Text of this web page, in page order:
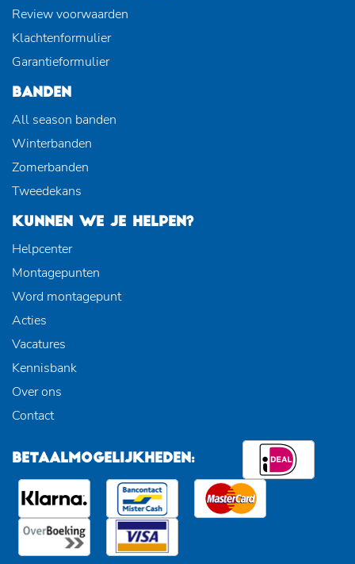
Review voorwaarden
Klachtenformulier
Garantieformulier
BANDEN
All season banden
Winterbanden
Zomerbanden
Tweedekans
KUNNEN WE JE HELPEN?
Helpcenter
Montagepunten
Word montagepunt
Acties
Vacatures
Kennisbank
Over ons
Contact
BETAALMOGELIJKHEDEN: